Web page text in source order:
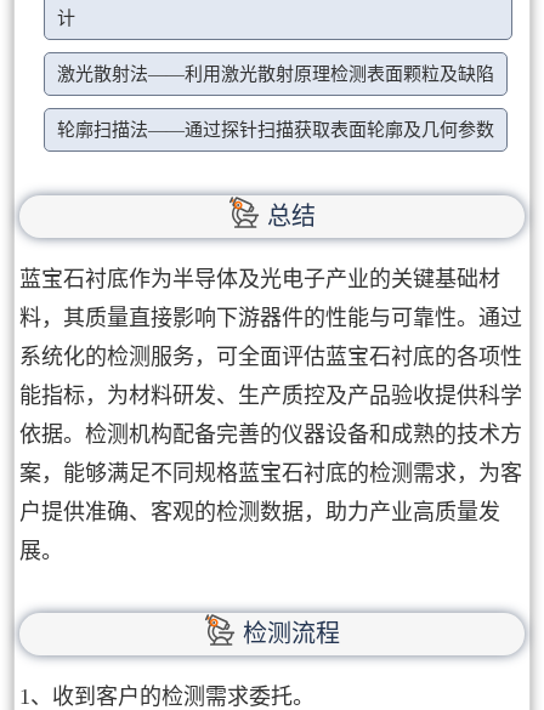
计
激光散射法——利用激光散射原理检测表面颗粒及缺陷
轮廓扫描法——通过探针扫描获取表面轮廓及几何参数
总结
蓝宝石衬底作为半导体及光电子产业的关键基础材
料，其质量直接影响下游器件的性能与可靠性。通过
系统化的检测服务，可全面评估蓝宝石衬底的各项性
能指标，为材料研发、生产质控及产品验收提供科学
依据。检测机构配备完善的仪器设备和成熟的技术方
案，能够满足不同规格蓝宝石衬底的检测需求，为客
户提供准确、客观的检测数据，助力产业高质量发
展。
检测流程
1、收到客户的检测需求委托。